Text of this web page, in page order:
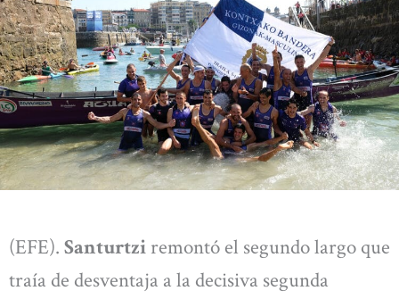
(EFE). Santurtzi remontó el segundo largo que
traía de desventaja a la decisiva segunda